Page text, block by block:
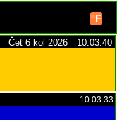
°F
Čet 6 kol 2026 10:03:41
10:03:33